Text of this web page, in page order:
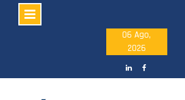
06 Ago,
2026